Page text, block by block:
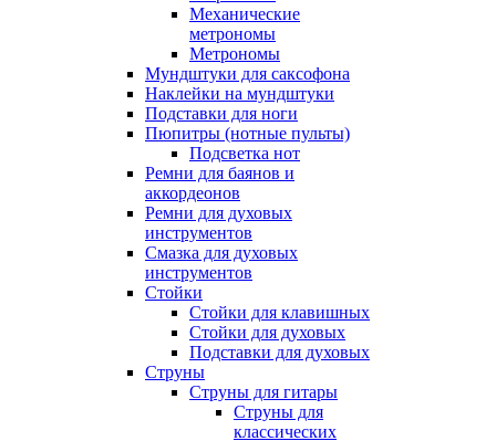
Механические
метрономы
Метрономы
Мундштуки для саксофона
Наклейки на мундштуки
Подставки для ноги
Пюпитры (нотные пульты)
Подсветка нот
Ремни для баянов и
аккордеонов
Ремни для духовых
инструментов
Смазка для духовых
инструментов
Стойки
Стойки для клавишных
Стойки для духовых
Подставки для духовых
Струны
Струны для гитары
Струны для
классических